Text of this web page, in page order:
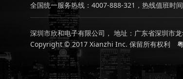
全国统一服务热线：4007-888-321，热线值班时
深圳市欣和电子有限公司， 地址：广东省深圳市
Copyright © 2017 Xianzhi Inc. 保留所有权利